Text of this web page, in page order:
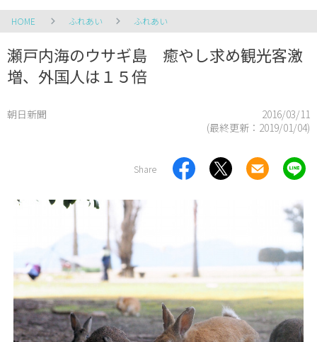
HOME ふれあい ふれあい
瀬戸内海のウサギ島 癒やし求め観光客激
増、外国人は１５倍
朝日新聞
2016/03/11
(最終更新： 2019/01/04)
Share